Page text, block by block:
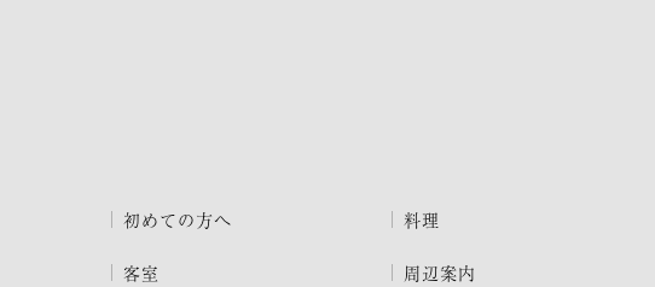
初めての方へ
客室
料理
周辺案内